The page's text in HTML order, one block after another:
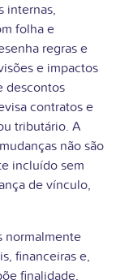
internas,
folha e
regras e
e impactos
descontos
contratos e
tributário. A
não são
incluído sem
de vínculo,
normalmente
financeiras e,
finalidade,